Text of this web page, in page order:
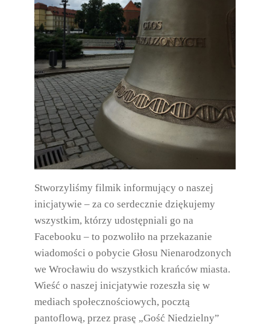
Stworzyliśmy filmik informujący o naszej
inicjatywie – za co serdecznie dziękujemy
wszystkim, którzy udostępniali go na
Facebooku – to pozwoliło na przekazanie
wiadomości o pobycie Głosu Nienarodzonych
we Wrocławiu do wszystkich krańców miasta.
Wieść o naszej inicjatywie rozeszła się w
mediach społecznościowych, pocztą
pantoflową, przez prasę „Gość Niedzielny”